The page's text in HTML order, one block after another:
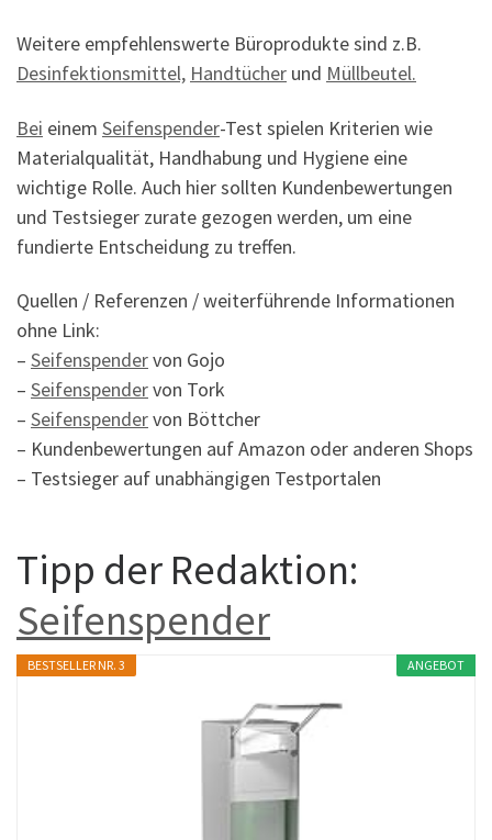
Weitere empfehlenswerte Büroprodukte sind z.B.
Desinfektionsmittel, Handtücher und Müllbeutel.
Bei einem Seifenspender-Test spielen Kriterien wie
Materialqualität, Handhabung und Hygiene eine
wichtige Rolle. Auch hier sollten Kundenbewertungen
und Testsieger zurate gezogen werden, um eine
fundierte Entscheidung zu treffen.
Quellen / Referenzen / weiterführende Informationen
ohne Link:
– Seifenspendervon Gojo
– Seifenspendervon Tork
– Seifenspendervon Böttcher
– Kundenbewertungen auf Amazon oder anderen Shops
– Testsieger auf unabhängigen Testportalen
Tipp der Redaktion:
Seifenspender
ANGEBOT
BESTSELLER NR. 3